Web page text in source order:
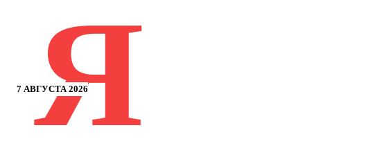
7 АВГУСТА 2026
Я